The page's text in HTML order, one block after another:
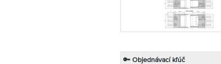
🔑 Objednávací kľúč